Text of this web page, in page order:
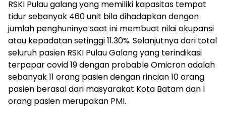
RSKI Pulau galang yang memiliki kapasitas tempat
tidur sebanyak 460 unit bila dihadapkan dengan
jumlah penghuninya saat ini membuat nilai okupansi
atau kepadatan setinggi 11.30%. Selanjutnya dari total
seluruh pasien RSKI Pulau Galang yang terindikasi
terpapar covid 19 dengan probable Omicron adalah
sebanyak 11 orang pasien dengan rincian 10 orang
pasien berasal dari masyarakat Kota Batam dan 1
orang pasien merupakan PMI.